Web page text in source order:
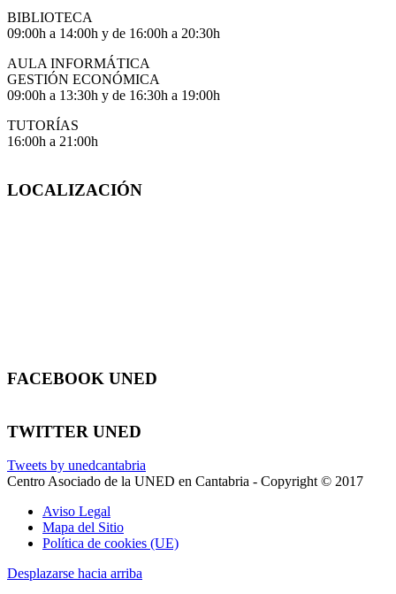
BIBLIOTECA
09:00h a 14:00h y de 16:00h a 20:30h
AULA INFORMÁTICA
GESTIÓN ECONÓMICA
09:00h a 13:30h y de 16:30h a 19:00h
TUTORÍAS
16:00h a 21:00h
LOCALIZACIÓN
FACEBOOK UNED
TWITTER UNED
Tweets by unedcantabria
Centro Asociado de la UNED en Cantabria - Copyright © 2017
Aviso Legal
Mapa del Sitio
Política de cookies (UE)
Desplazarse hacia arriba